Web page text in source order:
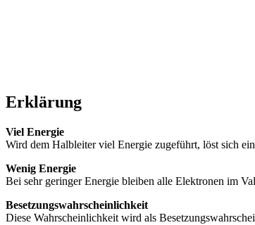
Erklärung
Viel Energie
Wird dem Halbleiter viel Energie zugeführt, löst sich
Wenig Energie
Bei sehr geringer Energie bleiben alle Elektronen im
Besetzungswahrscheinlichkeit
Diese Wahrscheinlichkeit wird als